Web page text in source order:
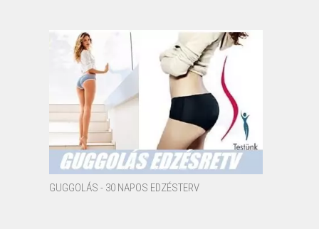
GUGGOLÁS - 30 NAPOS EDZÉSTERV